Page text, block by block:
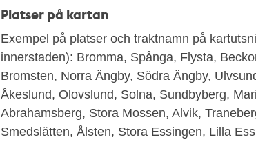
Platser på kartan
Exempel på platser och traktnamn på
innerstaden): Bromma, Spånga, Flysta,
Bromsten, Norra Ängby, Södra Ängby,
Åkeslund, Olovslund, Solna, Sundbyberg,
Abrahamsberg, Stora Mossen, Alvik,
Smedslätten, Ålsten, Stora Essingen, Lilla